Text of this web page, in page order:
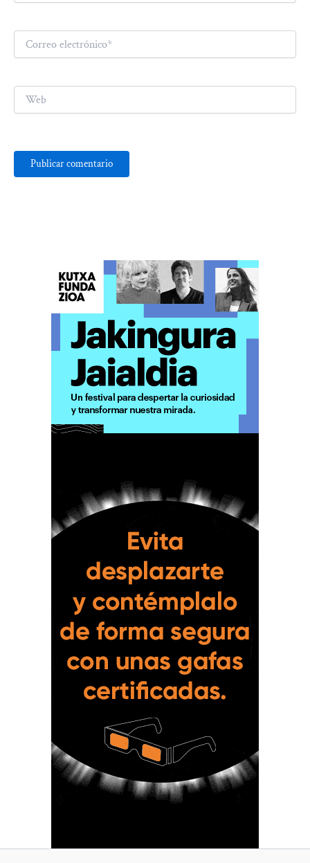
Correo
electrónico*
Web